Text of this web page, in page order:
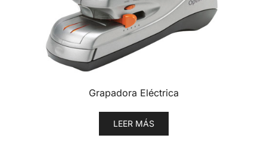
Grapadora Eléctrica
LEER MÁS